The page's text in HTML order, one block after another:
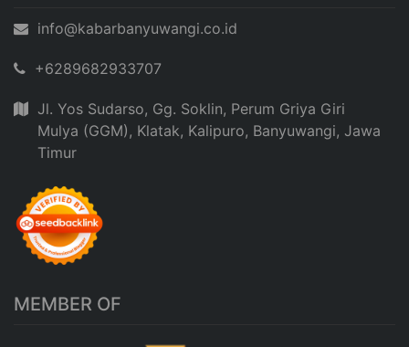
info@kabarbanyuwangi.co.id
+6289682933707
Jl. Yos Sudarso, Gg. Soklin, Perum Griya Giri
Mulya (GGM), Klatak, Kalipuro, Banyuwangi, Jawa
Timur
MEMBER OF